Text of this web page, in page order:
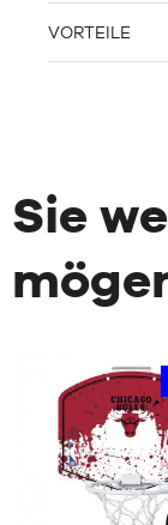
VORTEILE
Sie